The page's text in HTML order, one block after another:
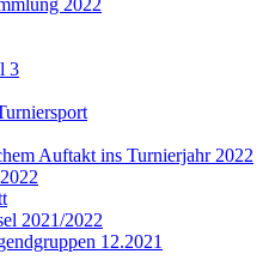
3
Auftakt ins Turnierjahr 2022
2021/2022
12.2021